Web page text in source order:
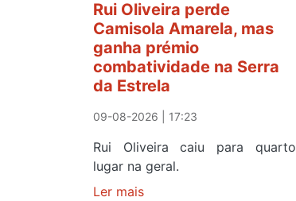
Rui Oliveira perde
Camisola Amarela, mas
ganha prémio
combatividade na Serra
da Estrela
09-08-2026 | 17:23
Rui Oliveira caiu para quarto
lugar na geral.
Ler mais